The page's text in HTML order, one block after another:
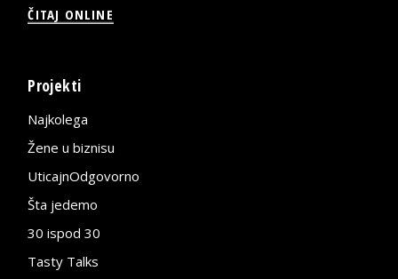
ČITAJ ONLINE
Projekti
Najkolega
Žene u biznisu
UticajnOdgovorno
Šta jedemo
30 ispod 30
Tasty Talks